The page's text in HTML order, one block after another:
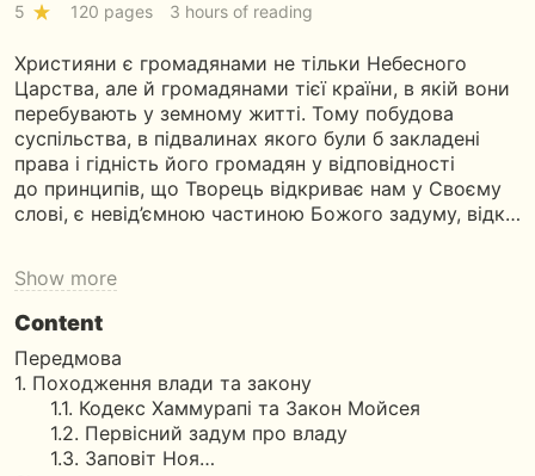
5 120 pages 3 hours of reading
Християни є громадянами не тільки Небесного
Царства, але й громадянами тієї країни, в якій вони
перебувають у земному житті. Тому побудова
суспільства, в підвалинах якого були б закладені
права і гідність його громадян у відповідності
до принципів, що Творець відкриває нам у Своєму
слові, є невід’ємною частиною Божого задуму, відк…
Show more
Content
Передмова
1. Походження влади та закону
1.1. Кодекс Хаммурапі та Закон Мойсея
1.2. Первісний задум про владу
1.3. Заповіт Ноя…